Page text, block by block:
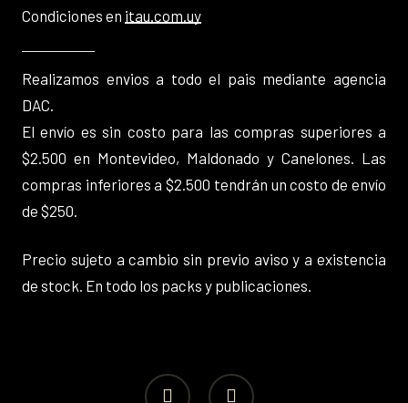
Condiciones en itau.com.uy
Realizamos envios a todo el pais mediante agencia
DAC.
El envío es sin costo para las compras superiores a
$2.500 en Montevideo, Maldonado y Canelones. Las
compras inferiores a $2.500 tendrán un costo de envío
de $250.
Precio sujeto a cambio sin previo aviso y a existencia
de stock. En todo los packs y publicaciones.
facebook instagram